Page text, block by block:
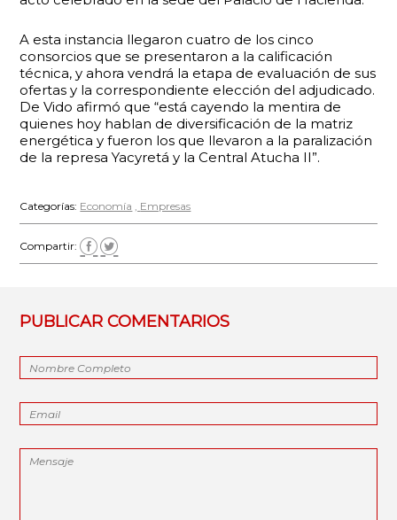
A esta instancia llegaron cuatro de los cinco
consorcios que se presentaron a la calificación
técnica, y ahora vendrá la etapa de evaluación de sus
ofertas y la correspondiente elección del adjudicado.
De Vido afirmó que “está cayendo la mentira de
quienes hoy hablan de diversificación de la matriz
energética y fueron los que llevaron a la paralización
de la represa Yacyretá y la Central Atucha II”.
Categorías: Economía Empresas
Compartir:
PUBLICAR COMENTARIOS